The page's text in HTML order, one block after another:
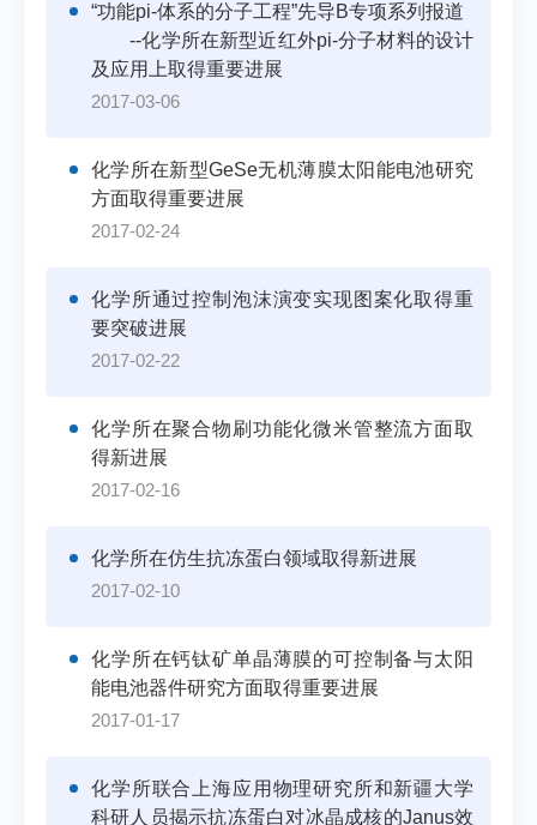
“功能pi-体系的分子工程”先导B专项系列报道
--化学所在新型近红外pi-分子材料的设计
及应用上取得重要进展
2017-03-06
化学所在新型GeSe无机薄膜太阳能电池研究
方面取得重要进展
2017-02-24
化学所通过控制泡沫演变实现图案化取得重
要突破进展
2017-02-22
化学所在聚合物刷功能化微米管整流方面取
得新进展
2017-02-16
化学所在仿生抗冻蛋白领域取得新进展
2017-02-10
化学所在钙钛矿单晶薄膜的可控制备与太阳
能电池器件研究方面取得重要进展
2017-01-17
化学所联合上海应用物理研究所和新疆大学
科研人员揭示抗冻蛋白对冰晶成核的Janus效